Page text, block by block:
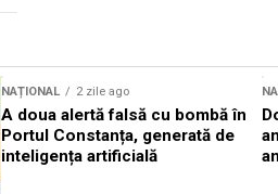
Sursă foto: Shutterstock
NAȚIONAL 2 zile ago
A doua alertă falsă cu bombă în
Portul Constanța, generată de
inteligența artificială